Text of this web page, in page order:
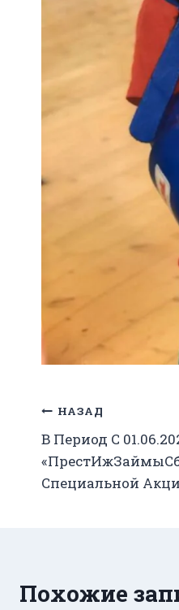
Навигация
по
записям
НАЗАД
В Период С
Специальной
Похожие